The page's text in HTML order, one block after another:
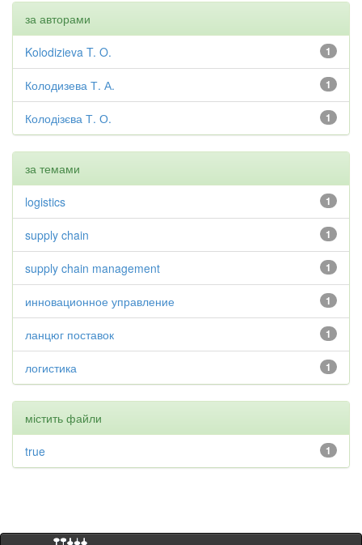
за авторами
1
Kolodizieva T. O.
1
Колодизева Т. А.
1
Колодізєва Т. О.
за темами
1
logistics
1
supply chain
1
supply chain management
1
инновационное управление
1
ланцюг поставок
1
логистика
містить файли
1
true